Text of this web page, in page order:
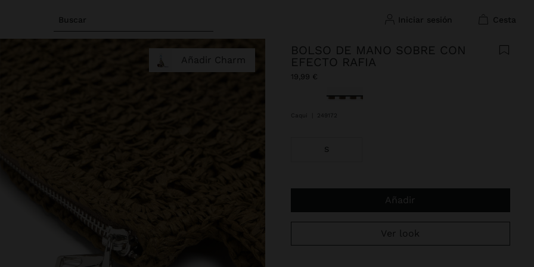
Buscar iniciar sesión cesta
Añadir Charm
BOLSO DE MANO SOBRE CON
EFECTO RAFIA
19,99 €
Seleccionado
249172
S
Añadir
Ver look